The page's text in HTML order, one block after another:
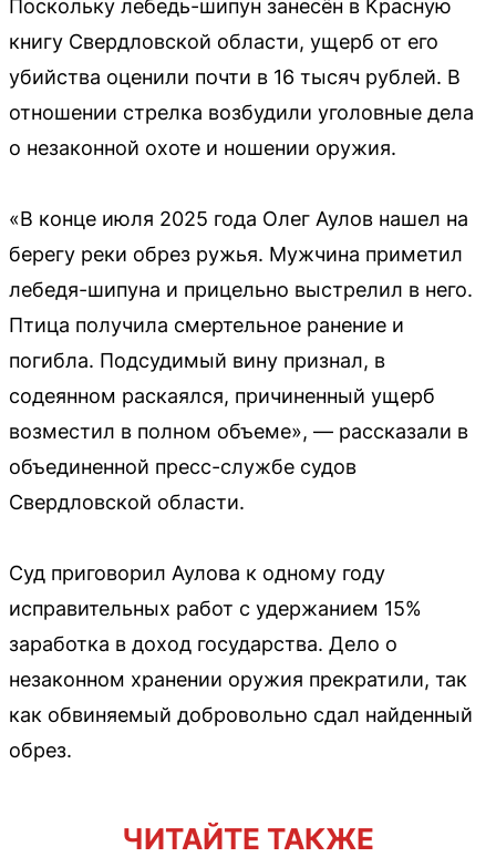
Поскольку лебедь-шипун занесён в Красную
книгу Свердловской области, ущерб от его
убийства оценили почти в 16 тысяч рублей. В
отношении стрелка возбудили уголовные дела
о незаконной охоте и ношении оружия.
«В конце июля 2025 года Олег Аулов нашел на
берегу реки обрез ружья. Мужчина приметил
лебедя-шипуна и прицельно выстрелил в него.
Птица получила смертельное ранение и
погибла. Подсудимый вину признал, в
содеянном раскаялся, причиненный ущерб
возместил в полном объеме», — рассказали в
объединенной пресс-службе судов
Свердловской области.
Суд приговорил Аулова к одному году
исправительных работ с удержанием 15%
заработка в доход государства. Дело о
незаконном хранении оружия прекратили, так
как обвиняемый добровольно сдал найденный
обрез.
ЧИТАЙТЕ ТАКЖЕ